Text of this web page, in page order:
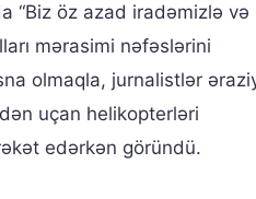
“Biz öz azad iradəmizlə və
mərasimi nəfəslərini
olmaqla, jurnalistlər
uçan helikopterləri
edərkən göründü.